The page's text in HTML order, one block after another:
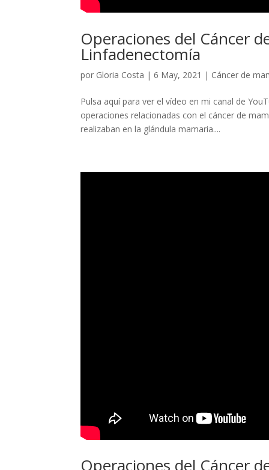
Operaciones del Cáncer
Linfadenectomía
por Gloria Costa |6 May, 2021 | Cáncer de
Pulsa aquí para ver el vídeo en mi canal de
operaciones relacionadas con el cáncer de
realizaban en la glándula mamaria....
Operaciones del Cáncer